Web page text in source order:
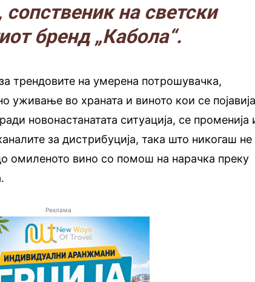
на светски
бренд „Кабола“.
трендовите на умерена потрошувачка,
уживање во храната и виното кои се
новонастанатата ситуација, се променија
за дистрибуција, така што никогаш не
омиленото вино со помош на нарачка преку
Реклама